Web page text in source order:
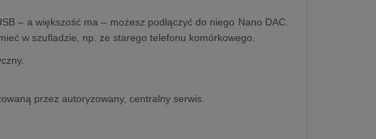
– a większość ma – możesz podłączyć do niego Nano DAC.
w szufladzie, np. ze starego telefonu komórkowego.
przez autoryzowany, centralny serwis.